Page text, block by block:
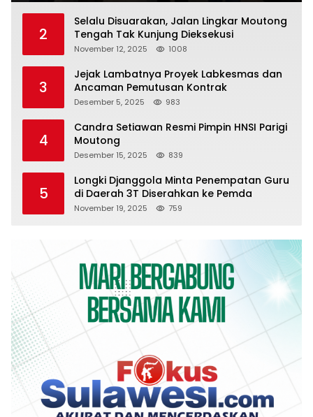
2
Selalu Disuarakan, Jalan Lingkar Moutong
Tengah Tak Kunjung Dieksekusi
November 12, 2025 1008
3
Jejak Lambatnya Proyek Labkesmas dan
Ancaman Pemutusan Kontrak
Desember 5, 2025 983
4
Candra Setiawan Resmi Pimpin HNSI Parigi
Moutong
Desember 15, 2025 839
5
Longki Djanggola Minta Penempatan Guru
di Daerah 3T Diserahkan ke Pemda
November 19, 2025 759